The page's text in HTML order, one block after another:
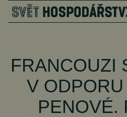
FRANCOUZI
V
PENOVÉ.